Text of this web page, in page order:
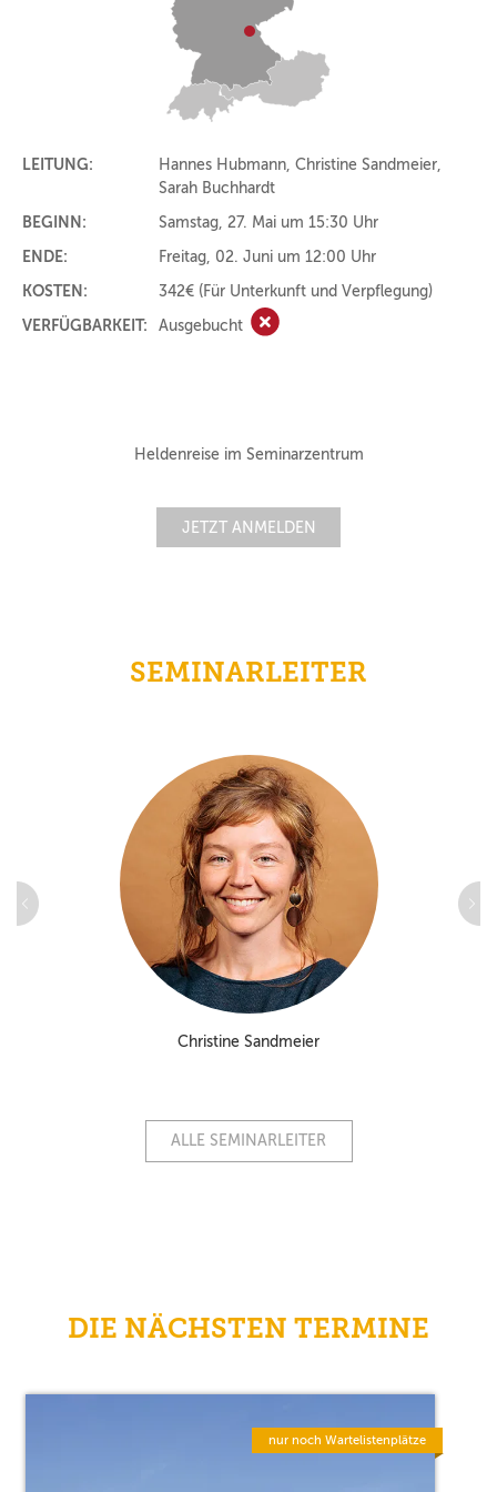
LEITUNG:
Hannes Hubmann, Christine Sandmeier,
Sarah Buchhardt
BEGINN:
Samstag, 27. Mai um 15:30 Uhr
ENDE:
Freitag, 02. Juni um 12:00 Uhr
KOSTEN:
342€ (Für Unterkunft und Verpflegung)
VERFÜGBARKEIT:
Ausgebucht Ausgebucht
Heldenreise im Seminarzentrum
JETZT ANMELDEN
SEMINARLEITER
Christine Sandmeier
ALLE SEMINARLEITER
DIE NÄCHSTEN TERMINE
nur noch Wartelistenplätze